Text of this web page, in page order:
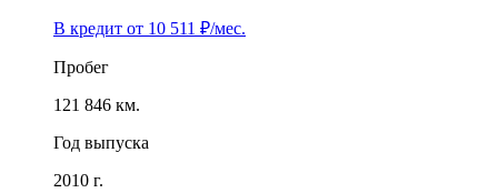
В кредит от 10 511 ₽/мес.
Пробег
121 846 км.
Год выпуска
2010 г.